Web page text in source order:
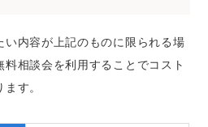
い内容が上記のものに限られる場
相談会を利用することでコスト
す。